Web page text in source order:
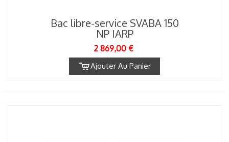
Bac libre-service SVABA 150
NP IARP
2 869,00 €
Ajouter Au Panier